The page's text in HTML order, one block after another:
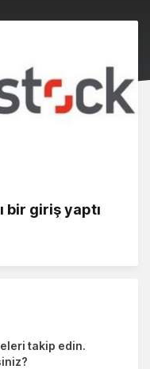
bir giriş yaptı
takip edin.